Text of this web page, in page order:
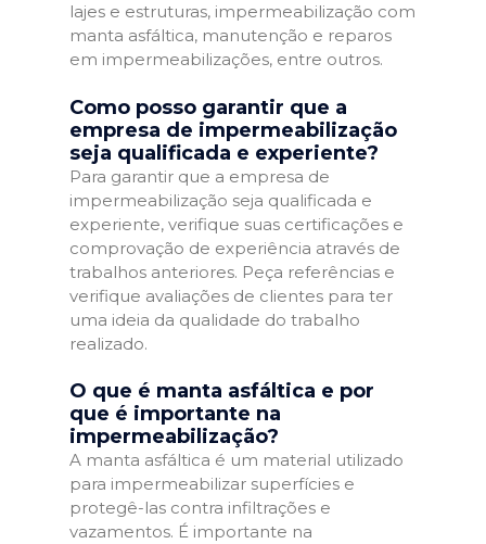
lajes e estruturas, impermeabilização com
manta asfáltica, manutenção e reparos
em impermeabilizações, entre outros.
Como posso garantir que a
empresa de impermeabilização
seja qualificada e experiente?
Para garantir que a empresa de
impermeabilização seja qualificada e
experiente, verifique suas certificações e
comprovação de experiência através de
trabalhos anteriores. Peça referências e
verifique avaliações de clientes para ter
uma ideia da qualidade do trabalho
realizado.
O que é manta asfáltica e por
que é importante na
impermeabilização?
A manta asfáltica é um material utilizado
para impermeabilizar superfícies e
protegê-las contra infiltrações e
vazamentos. É importante na